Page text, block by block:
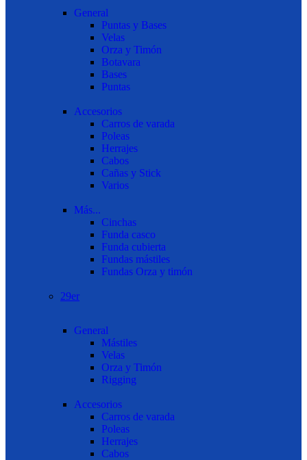
General
Puntas y Bases
Velas
Orza y Timón
Botavara
Bases
Puntas
Accesorios
Carros de varada
Poleas
Herrajes
Cabos
Cañas y Stick
Varios
Más...
Cinchas
Funda casco
Funda cubierta
Fundas mástiles
Fundas Orza y timón
29er
General
Mástiles
Velas
Orza y Timón
Rigging
Accesorios
Carros de varada
Poleas
Herrajes
Cabos